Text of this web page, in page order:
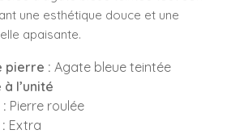
une esthétique douce et une
apaisante.
pierre : Agate bleue teintée
l’unité
Pierre roulée
Extra